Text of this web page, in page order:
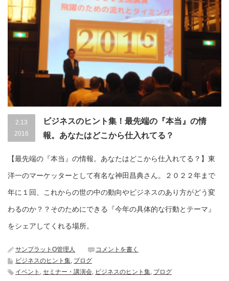
2.13
2016
ビジネスのヒント集！最先端の『本当』の情
報。あなたはどこから仕入れてる？
【最先端の『本当』の情報。あなたはどこから仕入れてる？】東
洋一のマーケッターとして有名な神田昌典さん。２０２２年まで
年に１回、これからの世の中の動向やビジネスのあり方がどう変
わるのか？？そのためにできる『今年の具体的な行動とテーマ』
をシェアしてくれる場所。
サンプラットO管理人
コメントを書く
ビジネスのヒント集 ブログ
イベント
セミナー・講演会 ビジネスのヒント集 ブログ